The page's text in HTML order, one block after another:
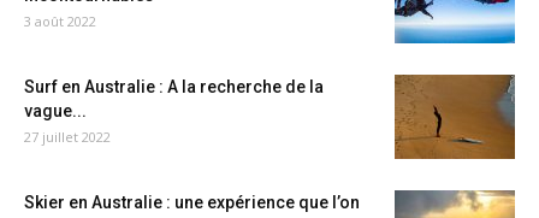
3 août 2022
Surf en Australie : A la recherche de la
vague...
27 juillet 2022
Skier en Australie : une expérience que l’on